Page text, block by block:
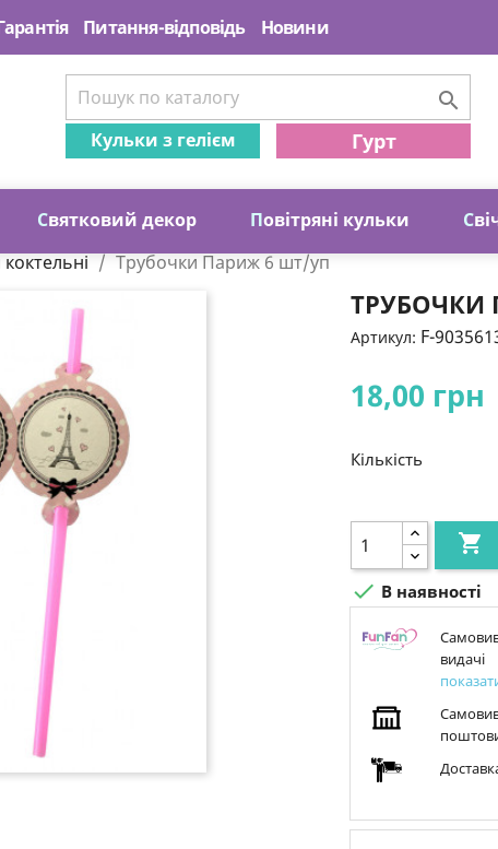
Питання-відповідь Новини
Святковий декор Повітряні кульки С

Кульки з гелієм Гурт
Трубочки Париж 6 шт/уп
ТРУБОЧКИ
Артикул: F-
18,00 грн
Кількість

 В наявності
видачі